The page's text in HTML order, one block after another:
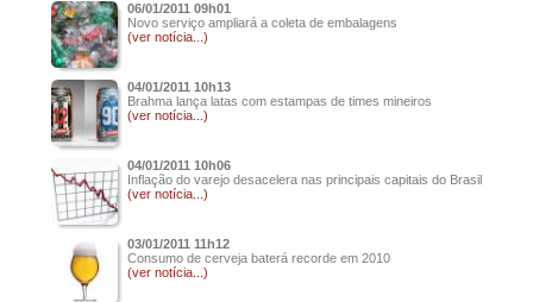
06/01/2011 09h01
Novo serviço ampliará a coleta de embalagens
(ver notícia...)
04/01/2011 10h13
Brahma lança latas com estampas de times mineiros
(ver notícia...)
04/01/2011 10h06
Inflação do varejo desacelera nas principais capitais do Brasil
(ver notícia...)
03/01/2011 11h12
Consumo de cerveja baterá recorde em 2010
(ver notícia...)